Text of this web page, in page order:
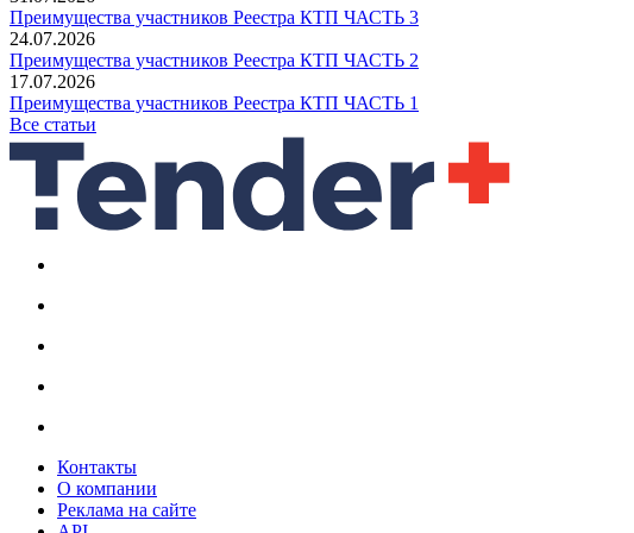
Преимущества участников Реестра КТП ЧАСТЬ 3
24.07.2026
Преимущества участников Реестра КТП ЧАСТЬ 2
17.07.2026
Преимущества участников Реестра КТП ЧАСТЬ 1
Все статьи
Контакты
О компании
Реклама на сайте